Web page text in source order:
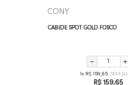
CONY
CABIDE SPOT GOLD FOSCO
＋
－
1 R$ 159,65
R$ 159,65